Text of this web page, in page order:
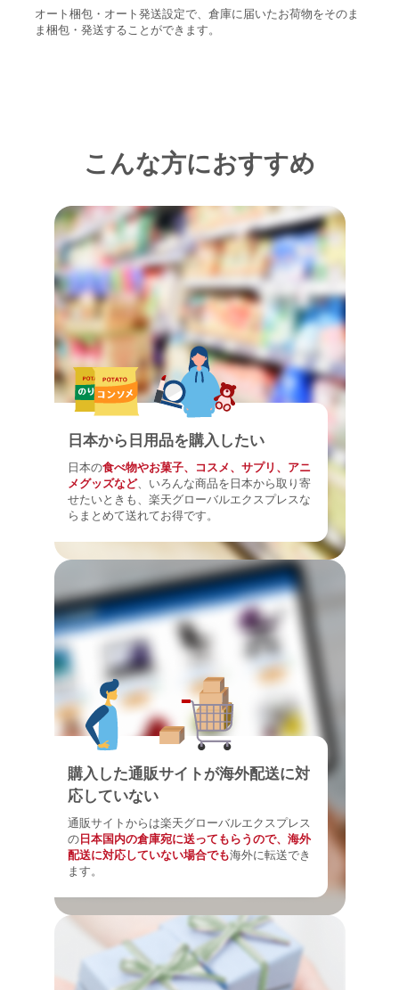
オート梱包・オート発送設定で、倉庫に届いたお荷物をそのま
ま梱包・発送することができます。
こんな方におすすめ
日本から日用品を購入したい
日本の食べ物やお菓子、コスメ、サプリ、アニ
メグッズなど、いろんな商品を日本から取り寄
せたいときも、楽天グローバルエクスプレスな
らまとめて送れてお得です。
購入した通販サイトが海外配送に対
応していない
通販サイトからは楽天グローバルエクスプレス
の日本国内の倉庫宛に送ってもらうので、海外
配送に対応していない場合でも海外に転送でき
ます。